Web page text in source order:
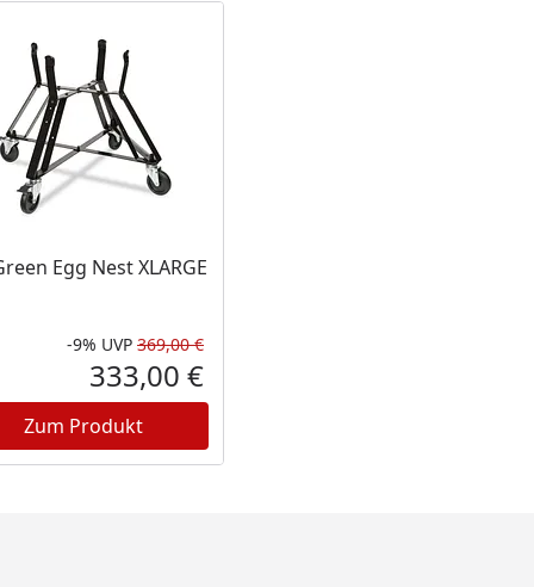
Preis
Egg Nest XLARGE
Rabatt in Prozent
-9%
Ursprünglicher Preis
UVP 369,00 €
Aktueller Preis
333,00 €
Zum Produkt